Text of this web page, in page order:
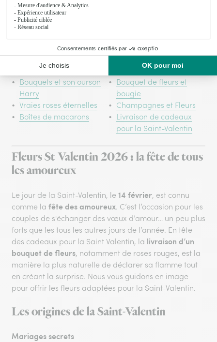
*Valable en France métropolitaine, Monaco, la Corse et
Bouquets et son ourson
Harry
Bouquet de fleurs et
bougie
Vraies roses éternelles
Champagnes et Fleurs
Boîtes de macarons
Livraison de cadeaux
pour la Saint-Valentin
Fleurs St Valentin 2026 : la fête de tous
les amoureux
Le jour de la Saint-Valentin, le 14 février, est connu
comme la fête des amoureux. C’est l’occasion pour les
couples de s'échanger des vœux d’amour… un peu plus
forts que les tous les autres jours de l’année. En tête
des cadeaux pour la Saint Valentin, la livraison d’un
bouquet de fleurs, notamment de roses rouges, est la
manière la plus naturelle de déclarer sa flamme tout
en créant la surprise. Nous vous guidons en image
pour offrir les fleurs adaptées pour la Saint-Valentin.
Les origines de la Saint-Valentin
Mariages secrets